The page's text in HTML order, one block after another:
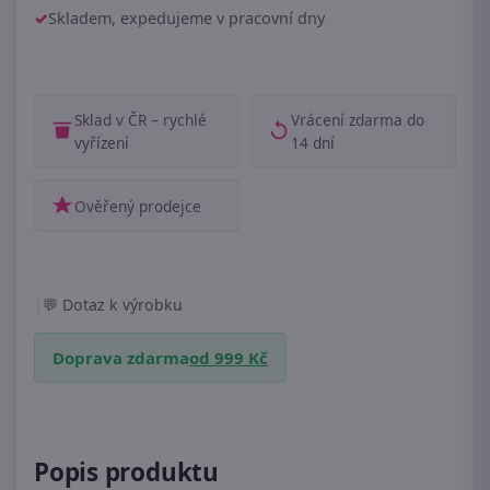
Skladem, expedujeme v pracovní dny
Sklad v ČR – rychlé
vyřízení
Vrácení zdarma do
14 dní
Ověřený prodejce
Dotaz k výrobku
Doprava zdarmaod 999 Kč
Popis produktu